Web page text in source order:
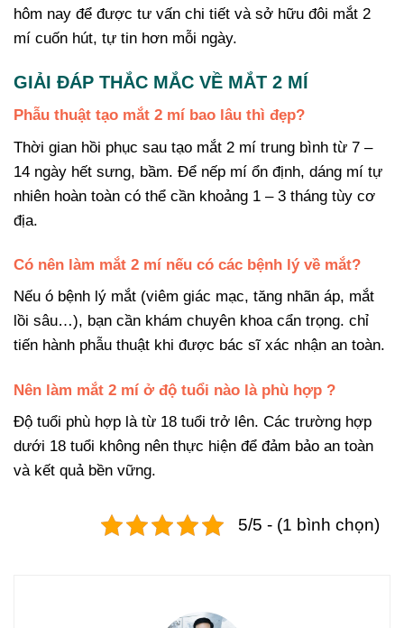
hôm nay để được tư vấn chi tiết và sở hữu đôi mắt 2
mí cuốn hút, tự tin hơn mỗi ngày.
GIẢI ĐÁP THẮC MẮC VỀ MẮT 2 MÍ
Phẫu thuật tạo mắt 2 mí bao lâu thì đẹp?
Thời gian hồi phục sau tạo mắt 2 mí trung bình từ 7 –
14 ngày hết sưng, bầm. Để nếp mí ổn định, dáng mí tự
nhiên hoàn toàn có thể cần khoảng 1 – 3 tháng tùy cơ
địa.
Có nên làm mắt 2 mí nếu có các bệnh lý về mắt?
Nếu ó bệnh lý mắt (viêm giác mạc, tăng nhãn áp, mắt
lồi sâu…), bạn cần khám chuyên khoa cẩn trọng. chỉ
tiến hành phẫu thuật khi được bác sĩ xác nhận an toàn.
Nên làm mắt 2 mí ở độ tuổi nào là phù hợp ?
Độ tuổi phù hợp là từ 18 tuổi trở lên. Các trường hợp
dưới 18 tuổi không nên thực hiện để đảm bảo an toàn
và kết quả bền vững.
5/5 - (1 bình chọn)